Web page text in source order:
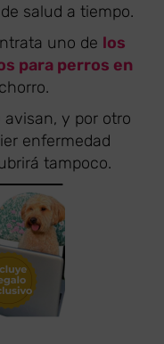
salud a tiempo.
uno de los
para perros en
avisan, y por otro
enfermedad
tampoco.